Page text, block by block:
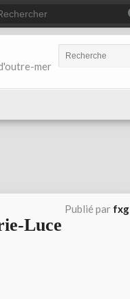
mer
Publié par fxg
Luce